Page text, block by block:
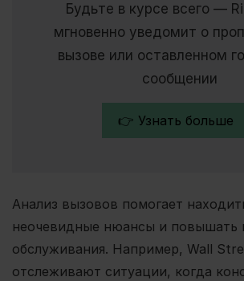
Будьте в курсе всего —
мгновенно уведомит о
вызове или оставленном
сообщении
👉 Узнать больше
Анализ вызовов помогает
неочевидные нюансы и повышать
обслуживания. Например, Wall
отслеживают ситуации, когда